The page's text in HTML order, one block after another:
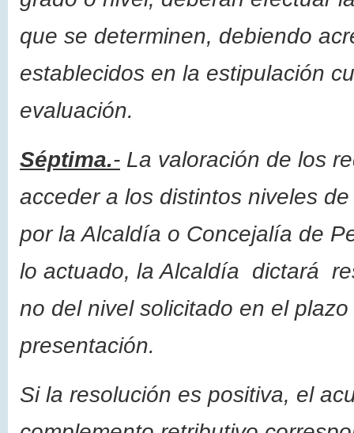
que se determinen, debiendo
establecidos en la estipulación
evaluación.
Séptima.- La valoración de los
acceder a los distintos niveles
por la Alcaldía o Concejalía de
lo actuado, la Alcaldía dictará
no del nivel solicitado en el
presentación.
Si la resolución es positiva, el